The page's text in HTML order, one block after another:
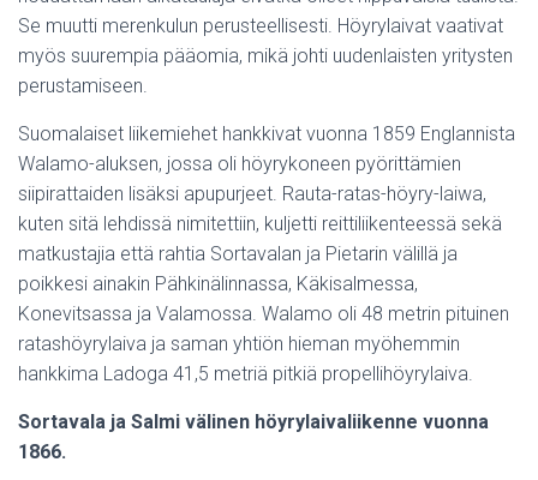
Se muutti merenkulun perusteellisesti. Höyrylaivat vaativat
myös suurempia pääomia, mikä johti uudenlaisten yritysten
perustamiseen.
Suomalaiset liikemiehet hankkivat vuonna 1859 Englannista
Walamo-aluksen, jossa oli höyrykoneen pyörittämien
siipirattaiden lisäksi apupurjeet. Rauta-ratas-höyry-laiwa,
kuten sitä lehdissä nimitettiin, kuljetti reittiliikenteessä sekä
matkustajia että rahtia Sortavalan ja Pietarin välillä ja
poikkesi ainakin Pähkinälinnassa, Käkisalmessa,
Konevitsassa ja Valamossa. Walamo oli 48 metrin pituinen
ratashöyrylaiva ja saman yhtiön hieman myöhemmin
hankkima Ladoga 41,5 metriä pitkiä propellihöyrylaiva.
Sortavala ja Salmi välinen höyrylaivaliikenne vuonna
1866.